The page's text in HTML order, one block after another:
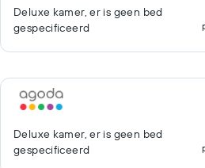
Deluxe kamer, er is geen bed
gespecificeerd
Deluxe kamer, er is geen bed
gespecificeerd